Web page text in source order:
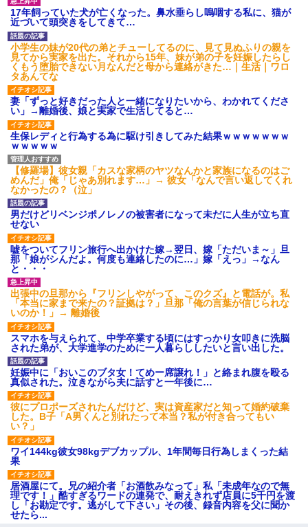
【衝撃】葬儀屋「火葬プラン
はどうなさいますか？」ワイ喪
主「直葬で(即答)」→結果ァw w
w w w w w w w w
【朗報】寺田心、週6ジム通い
で体重62kg→82kgに
wwwwwwww
【画像】このLINEでなんで女
が怒ってるのか分かんない奴は
モテない奴確定らしい←お前ら
は勿論わかるよ
な？？？？？？？
妹と差をつけて育てられた。
妹「家も土地も、財産はすべて
私が継ぐ。相続は放棄して」母
「うんうん」私「わかった」 →
数年後、復讐のチャンスがや...
ハードオフに売っていた4万
4000円のフィギュアがヤバすぎ
るｗｗｗｗｗｗ「こんな高い
の？ｗｗ」「逆に超安い」
私「ちょっと、人の家の金庫
触らないでよ！」キチママ『そ
こに金庫があったから、開けて
みようとしただけ☆』義兄「泥
は出てけ！二度と来るな！」結
果・・・
私「初めて飲む味だけどなん
のお茶？」彼「ちっ！」私「」
【GIF】JSのカンチョーワロ
タ
後続車にクラクションを鳴ら
され彼氏が逆切れ。「何クラク
ション鳴らしてんだ！降りてこ
いよ！」と怒鳴りだし...
【衝撃】報酬100万円超の治験
募集がこちらｗｗｗｗｗ(※画像
あり)
【ネット騒然】惨殺されたタ
ワマン頂き女子のこの動画、す
げえええええｗｗｗｗｗｗｗｗ
ｗｗｗ
【愕然】白のクラウン俺氏、
高速道路左車線を制限速度で走
った結果wwwwwwwwwwww
百年の恋12-899 食べた量を
張り合ってくる
【悲報】佐藤輝明・・・２軍
職場で電話を取った新入社員
の女子がヒワイなことを言われ
既婚女性が夫に夕飯も用意せ
ず週２で遊びに行くって多いか
な？遅くても21時には帰宅して
主な税金の成り立ちを調べて
みたよ
17年飼っていた犬が亡くなった。鼻水垂らし嗚咽する私に、猫が
近づいて頭突きをしてきて…
小学生の妹が20代の弟とチューしてるのに、見て見ぬふりの親を
見てから実家を出た。それから15年、妹が弟の子を妊娠したらし
くもう堕胎できない月なんだと母から連絡がきた…｜生活｜ワロ
タあんてな
妻「ずっと好きだった人と一緒になりたいから、わかれてくださ
い」→離婚後、娘と実家で生活してると…
生保レディと行為する為に駆け引きしてみた結果ｗｗｗｗｗｗｗ
ｗｗｗｗｗ
【修羅場】彼女親「カスな家柄のヤツなんかと家族になるのはご
めんだ」俺「じゃあ別れます…」→ 彼女「なんで言い返してくれ
なかったの？（泣」
男だけどリベンジポノレノの被害者になって未だに人生が立ち直
せない
嘘をついてフリン旅行へ出かけた嫁→翌日、嫁「ただいま～」旦
那「娘がシんだよ。何度も連絡したのに…」嫁「えっ」→なん
と・・・
出張中の旦那から『フリンしやがって、このクズ』と電話が。私
「本当に家まで来たの？証拠は？」旦那「俺の言葉が信じられな
いのか！」→ 離婚後
スマホを与えられて、中学卒業する頃にはすっかり女叩きに洗脳
された弟が、大学進学のために一人暮らししたいと言い出した。
妊娠中に「おいこのブタ女！てめー席譲れ！」と絡まれ腹を殴る
真似された。泣きながら夫に話すと一年後に…
彼にプロポーズされたんだけど、実は資産家だと知って婚約破棄
した。B子「A男くんと別れたって本当？私が付き合ってもい
い？」
ワイ144kg彼女98kgデブカップル、1年間毎日行為しまくった結
果
居酒屋にて。兄の紹介者「お酒飲みなって」私「未成年なので無
理です！」酷すぎるワードの連発で、耐えきれず店員に5千円を渡
し「お勘定です。逃がして下さい」その後、録音内容を父に聞か
せたら...